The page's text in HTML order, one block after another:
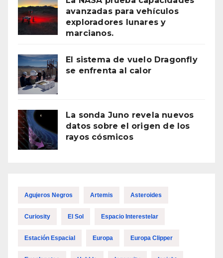
avanzadas para vehículos
exploradores lunares y
marcianos.
El sistema de vuelo Dragonfly
se enfrenta al calor
La sonda Juno revela nuevos
datos sobre el origen de los
rayos cósmicos
Agujeros Negros Artemis Asteroides
Curiosity El Sol Espacio Interestelar
Estación Espacial Europa Europa Clipper